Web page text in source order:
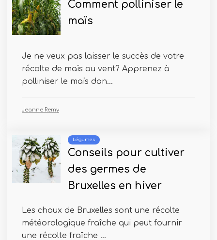
Comment polliniser le
maïs
Je ne veux pas laisser le succès de votre
récolte de maïs au vent? Apprenez à
polliniser le maïs dan...
Jeanne Remy
Légumes
Conseils pour cultiver
des germes de
Bruxelles en hiver
Les choux de Bruxelles sont une récolte
météorologique fraîche qui peut fournir
une récolte fraîche ...